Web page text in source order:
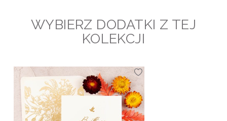
WYBIERZ DODATKI Z TEJ
KOLEKCJI